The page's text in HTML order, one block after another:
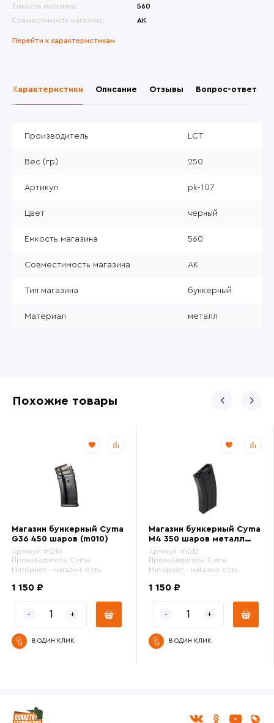
Емкость магазина:
560
Совместимость магазина:
АК
Перейти к характеристикам
Характеристики Описание Отзывы Вопрос-ответ
Производитель LCT
Вес (гр) 250
Артикул pk-107
Цвет черный
Емкость магазина 560
Совместимость магазина АК
Тип магазина бункерный
Материал металл
Похожие товары
Магазин бункерный Cyma
G36 450 шаров (m010)
Артикул: m010
Производитель: Cyma
Интернет - магазин: есть
1 150 ₽
В ОДИН КЛИК
Магазин бункерный Cyma
M4 350 шаров металл
(m012)
Артикул: m012
Производитель: Cyma
Интернет - магазин: есть
1 150 ₽
В ОДИН КЛИК